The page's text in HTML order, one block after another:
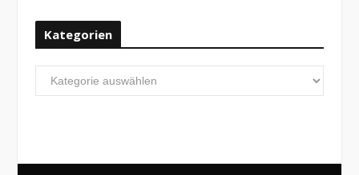
Kategorien
Kategorien